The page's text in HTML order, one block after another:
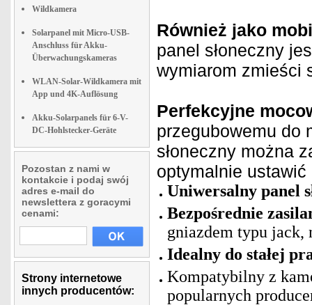
Wildkamera
Solarpanel mit Micro-USB-
Anschluss für Akku-
Überwachungskameras
WLAN-Solar-Wildkamera mit
App und 4K-Auflösung
Akku-Solarpanels für 6-V-
DC-Hohlstecker-Geräte
Pozostan z nami w
kontakcie i podaj swój
adres e-mail do
newslettera z goracymi
cenami:
Strony internetowe
innych producentów:
Również jako
panel słoneczny
wymiarom zmieści
Perfekcyjne
przegubowemu do
słoneczny można
optymalnie ustawić
Uniwersalny panel
Bezpośrednie
gniazdem typu jack,
Idealny do stałej
Kompatybilny z
popularnych